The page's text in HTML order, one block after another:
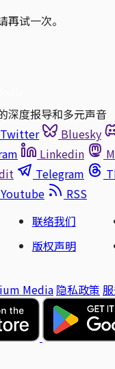
试一次。
深度报导和多元声音
Twitter Bluesky
Linkedin
Telegram
Youtube
RSS
联络我们
版权声明
Media 隐私政策